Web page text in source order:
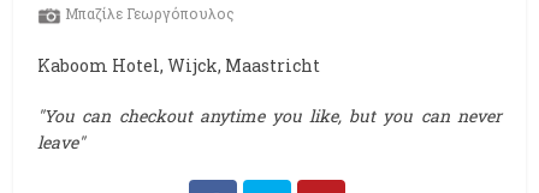
Μπαζίλε Γεωργόπουλος
Kaboom Hotel, Wijck, Maastricht
"You can checkout anytime you like, but you can never
leave"